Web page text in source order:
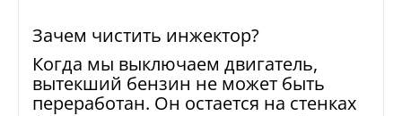
Зачем чистить инжектор?
Когда мы выключаем двигатель,
вытекший бензин не может быть
переработан. Он остается на стенках